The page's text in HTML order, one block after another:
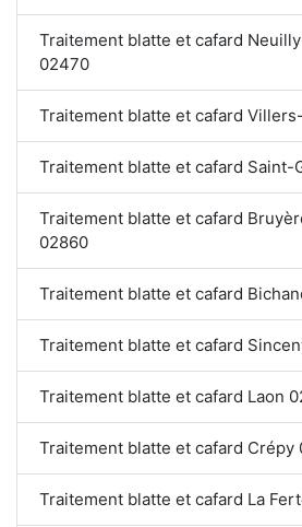
Traitement blatte et cafard
02470
Traitement blatte et cafard
Traitement blatte et cafard Saint-
Traitement blatte et cafard
02860
Traitement blatte et cafard
Traitement blatte et cafard
Traitement blatte et cafard Laon
Traitement blatte et cafard Crépy
Traitement blatte et cafard La